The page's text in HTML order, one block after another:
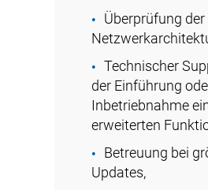
Überprüfung der
Technischer
der Einführung
Inbetriebnahme
erweiterten
Betreuung bei
Updates,